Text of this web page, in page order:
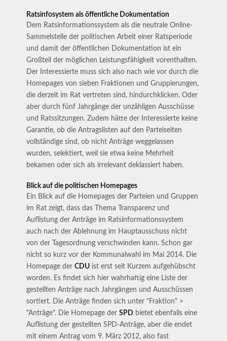
Ratsinfosystem als öffentliche Dokumentation
Dem Ratsinformationssystem als die neutrale Online-
Sammelstelle der politischen Arbeit einer Ratsperiode
und damit der öffentlichen Dokumentation ist ein
Großteil der möglichen Leistungsfähigkeit vorenthalten.
Der Interessierte muss sich also nach wie vor durch die
Homepages von sieben Fraktionen und Gruppierungen,
die derzeit im Rat vertreten sind, hindurchklicken. Oder
aber durch fünf Jahrgänge der unzähligen Ausschüsse
und Ratssitzungen. Zudem hätte der Interessierte keine
Garantie, ob die Antragslisten auf den Parteiseiten
vollständige sind, ob nicht Anträge weggelassen
wurden, selektiert, weil sie etwa keine Mehrheit
bekamen oder sich als irrelevant deklassiert haben.
Blick auf die politischen Homepages
Ein Blick auf die Homepages der Parteien und Gruppen
im Rat zeigt, dass das Thema Transparenz und
Auflistung der Anträge im Ratsinformationssystem
auch nach der Ablehnung im Hauptausschuss nicht
von der Tagesordnung verschwinden kann. Schon gar
nicht so kurz vor der Kommunalwahl im Mai 2014. Die
Homepage derCDU ist erst seit Kurzem aufgehübscht
worden. Es findet sich hier wahrhaftig eine Liste der
gestellten Anträge nach Jahrgängen und Ausschüssen
sortiert. Die Anträge finden sich unter "Fraktion" >
"Anträge". Die Homepage derSPD bietet ebenfalls eine
Auflistung der gestellten SPD-Anträge, aber die endet
mit einem Antrag vom 9. März 2012, also fast